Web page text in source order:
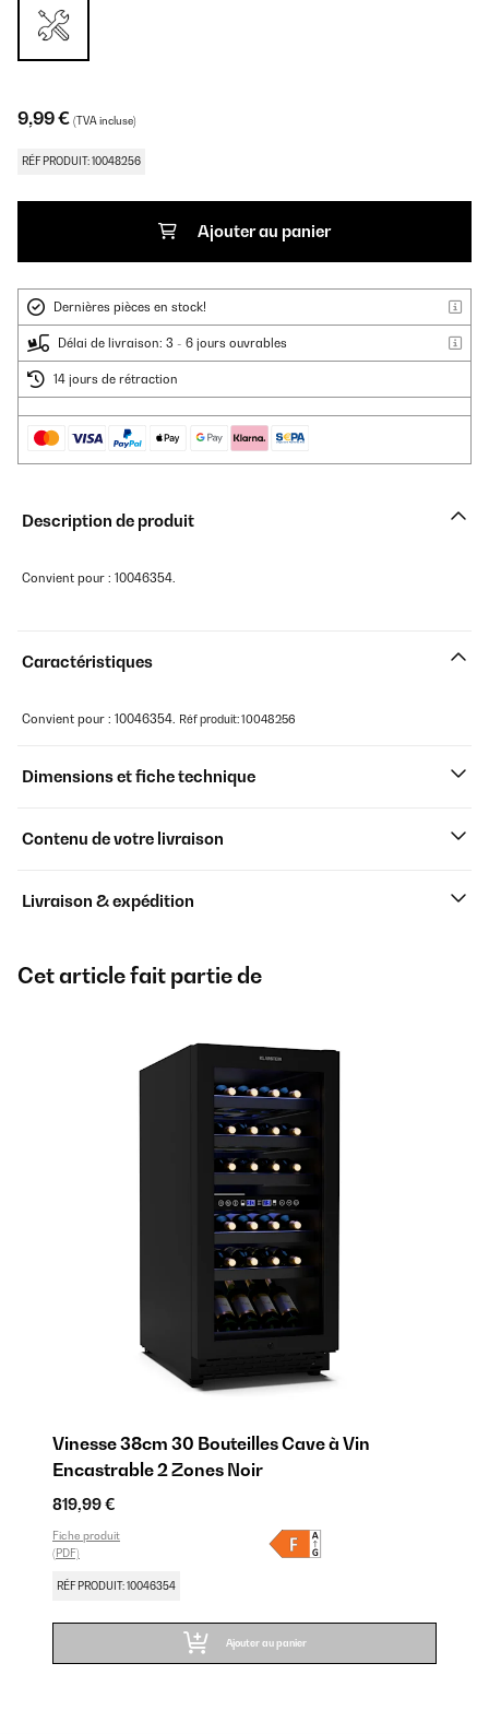
9,99 € (TVA incluse)
RÉF PRODUIT: 10048256
Ajouter au panier
Dernières pièces en stock!
Délai de livraison: 3 - 6 jours ouvrables
14 jours de rétraction
Description de produit
Convient pour : 10046354.
Caractéristiques
Convient pour : 10046354. Réf produit: 10048256
Dimensions et fiche technique
Contenu de votre livraison
Livraison & expédition
Cet article fait partie de
Vinesse 38cm 30 Bouteilles Cave à Vin
Encastrable 2 Zones Noir
819,99 €
Fiche produit
(PDF)
RÉF PRODUIT: 10046354
Ajouter au panier